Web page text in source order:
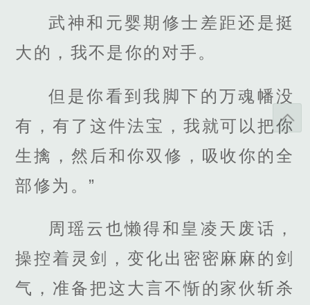
武神和元婴期修士差距还是挺
大的，我不是你的对手。
但是你看到我脚下的万魂幡没
有，有了这件法宝，我就可以把你
生擒，然后和你双修，吸收你的全
部修为。”
周瑶云也懒得和皇凌天废话，
操控着灵剑，变化出密密麻麻的剑
气，准备把这大言不惭的家伙斩杀